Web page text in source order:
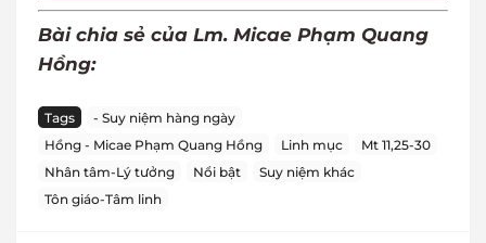
Bài chia sẻ của Lm. Micae Phạm Quang
Hồng:
Tags
- Suy niệm hàng ngày
Hồng - Micae Phạm Quang Hồng
Linh mục
Mt 11,25-30
Nhân tâm-Lý tưởng
Nổi bật
Suy niệm khác
Tôn giáo-Tâm linh